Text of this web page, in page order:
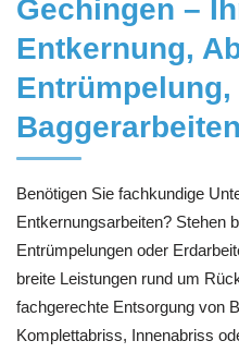
Gechingen –
Entkernung,
Baggerarbeiten
Benötigen Sie fachkundige
Entkernungsarbeiten? Stehen
Entrümpelungen oder
breite Leistungen rund um
fachgerechte Entsorgung von
Komplettabriss, Innenabriss